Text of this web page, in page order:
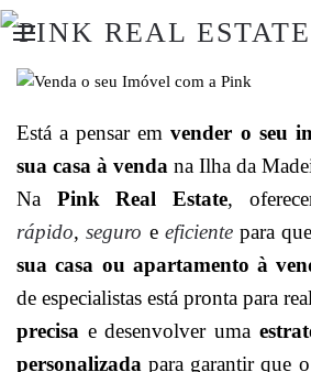
Está a pensar emvender o seu
sua casa à venda na Ilha da
Na Pink Real Estate,
rápido,seguro e eficientepara
sua casa ou apartamento à
de especialistas está pronta para
precisa e desenvolver uma
personalizada para garantir que